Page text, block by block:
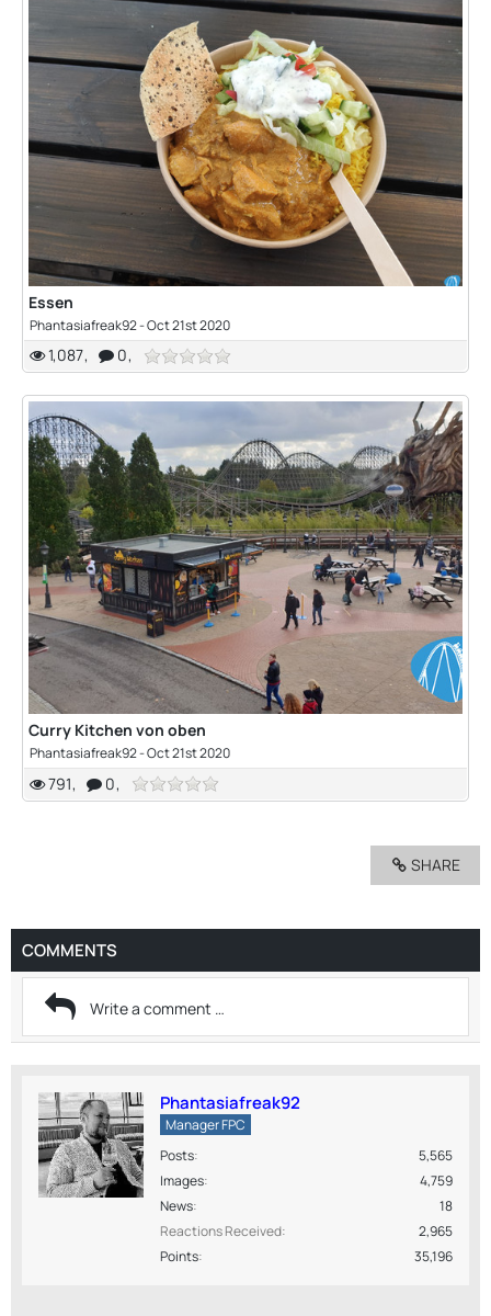
Essen
Phantasiafreak92-Oct 21st 2020
1,087 0
Curry Kitchen von oben
Phantasiafreak92-Oct 21st 2020
791 0
SHARE
COMMENTS
Phantasiafreak92
Manager FPC
Posts
5,565
Images
4,759
News
18
Reactions Received
2,965
Points
35,196